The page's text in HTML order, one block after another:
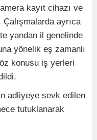
kayıt cihazı ve
ayrıca
yandan il genelinde
yönelik eş zamanlı
konusu iş yerleri
adliyeye sevk edilen
tutuklanarak